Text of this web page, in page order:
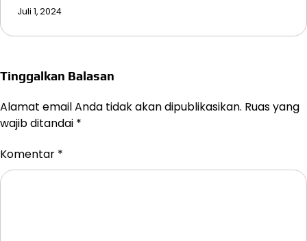
Juli 1, 2024
Tinggalkan Balasan
Alamat email Anda tidak akan dipublikasikan. Ruas yang
wajib ditandai *
Komentar *